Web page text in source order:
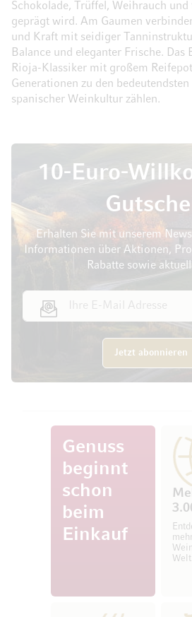
Schokolade, Trüffel, Weihrauch
geprägt wird. Am Gaumen
und Kraft mit seidiger
Balance und eleganter Frische. Das
Rioja-Klassiker mit großem
Generationen zu den
spanischer Weinkultur zählen.
10-Euro-
Erhalten Sie mit unserem
Informationen über Aktionen,
Rabatte sowie
E-Mail Adresse
Jetzt abonnieren
Genuss
beginnt
schon
beim
Einkauf
Welt.